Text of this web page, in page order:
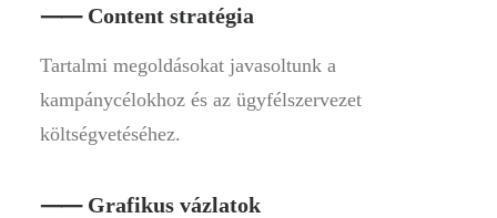
⸺ Content stratégia
Tartalmi megoldásokat javasoltunk a
kampánycélokhoz és az ügyfélszervezet
költségvetéséhez.
⸺ Grafikus vázlatok